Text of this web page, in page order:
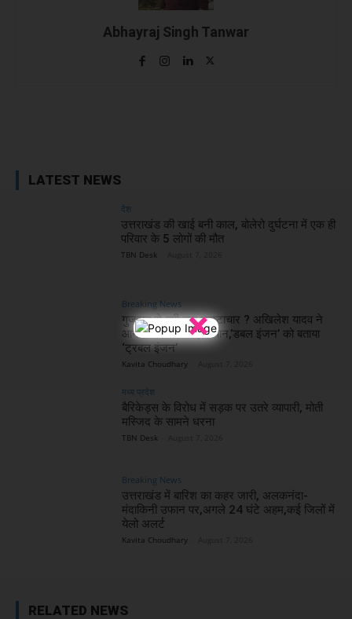
×
Abhayraj Singh Tanwar
LATEST NEWS
देश
उत्तराखंड की खाई बनी काल, बोलेरो दुर्घटना में एक ही
परिवार के 5 लोगों की मौत
TBN Desk
Breaking News
गुजरात से यूपी तक भ्रष्टाचार ? अखिलेश यादव ने
आनंदी बेन का पकड़ा बयान,’डबल इंजन’ को बताया
‘ट्रबल इंजन’
Kavita Choudhary
मध्य प्रदेश
बैरिकेड्स के विरोध में सड़क पर उतरे व्यापारी, मोती
मस्जिद के सामने धरना
TBN Desk
Breaking News
उत्तराखंड में बारिश का कहर जारी, अलकनंदा-
मंदाकिनी उफान पर,अगले 24 घंटे अहम,कई जिलों में
येलो अलर्ट
Kavita Choudhary
RELATED NEWS